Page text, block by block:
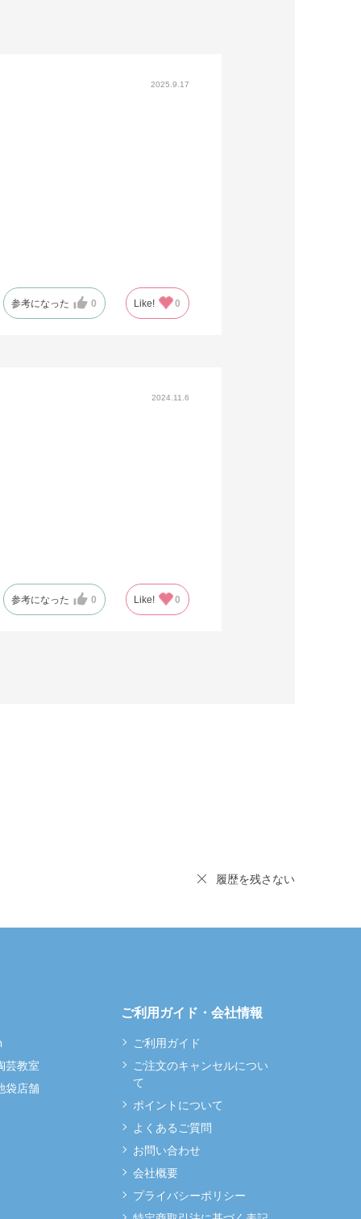
2025.9.17
参考になった 0 Like! 0
2024.11.6
参考になった 0 Like! 0
履歴を残さない
芸教室
袋店舗
ご利用ガイド・会社情報
ご利用ガイド
ご注文のキャンセルについ
て
ポイントについて
よくあるご質問
お問い合わせ
会社概要
プライバシーポリシー